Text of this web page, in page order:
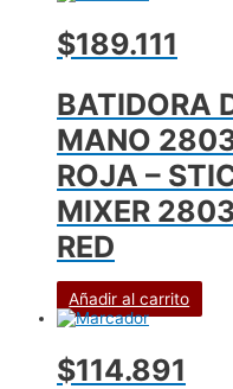
$189.111
BATIDORA
MANO
ROJA –
MIXER 2803
RED
Añadir al carrito
$114.891